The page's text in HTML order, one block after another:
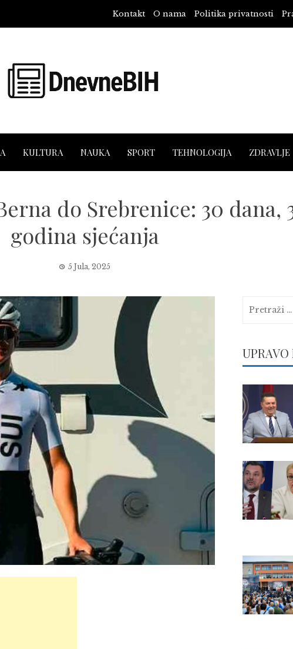
Kontakt O nama Politika privatnosti
KULTURA NAUKA SPORT TEHNOLOGIJA ZDRAVLJE
do Srebrenice: 30 dana,
godina sjećanja
5 Jula, 2025
UPRAVO